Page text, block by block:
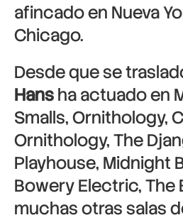
afincado en Nueva
Chicago.
Desde que se
Hansha actuado en
Smalls, Ornithology,
Ornithology, The
Playhouse, Midnight
Bowery Electric, The
muchas otras salas